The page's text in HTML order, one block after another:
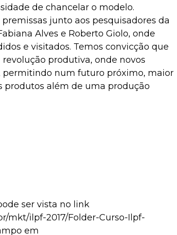
de chancelar o modelo.
junto aos pesquisadores da
Alves e Roberto Giolo, onde
e visitados. Temos convicção que
produtiva, onde novos
permitindo num futuro próximo, maior
produtos além de uma produção
ser vista no link
mkt/ilpf-2017/Folder-Curso-Ilpf-
em